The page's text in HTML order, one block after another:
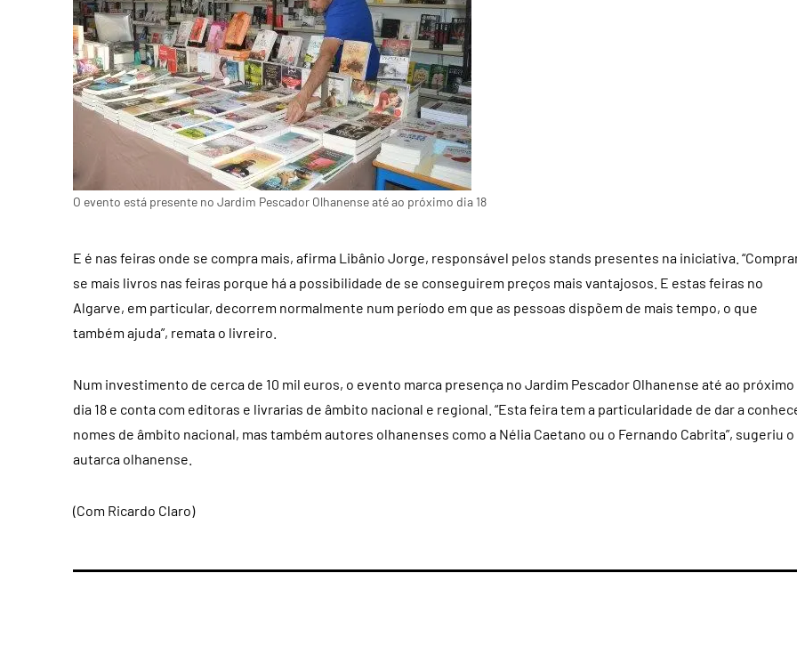
O evento está presente no Jardim Pescador Olhanense até ao próximo dia 18
E é nas feiras onde se compra mais, afirma Libânio Jorge, responsável pelos stands presentes na iniciativa.
se mais livros nas feiras porque há a possibilidade de se conseguirem preços mais vantajosos. E estas feiras no
Algarve, em particular, decorrem normalmente num período em que as pessoas dispõem de mais tempo, o que
também ajuda”, remata o livreiro.
Num investimento de cerca de 10 mil euros, o evento marca presença no Jardim Pescador Olhanense até ao próximo
dia 18 e conta com editoras e livrarias de âmbito nacional e regional. “Esta feira tem a particularidade de dar a
nomes de âmbito nacional, mas também autores olhanenses como a Nélia Caetano ou o Fernando Cabrita”, sugeriu o
autarca olhanense.
(Com Ricardo Claro)